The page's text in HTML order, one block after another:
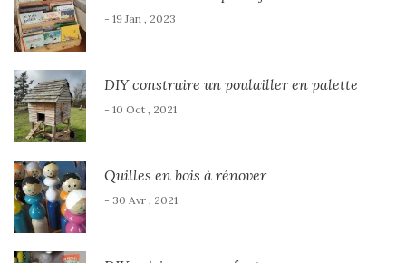
- 19 Jan , 2023
DIY construire un poulailler en palette
- 10 Oct , 2021
Quilles en bois à rénover
- 30 Avr , 2021